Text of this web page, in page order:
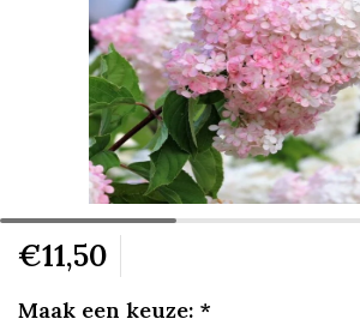
€11,50
Maak een keuze: *